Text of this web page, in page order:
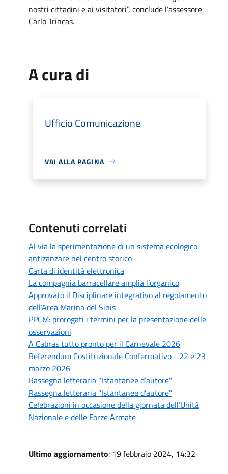
nostri cittadini e ai visitatori”, conclude l’assessore
Carlo Trincas.
A cura di
Ufficio Comunicazione
VAI ALLA PAGINA
Contenuti correlati
Al via la sperimentazione di un sistema ecologico
antizanzare nel centro storico
Carta di identità elettronica
La compagnia barracellare amplia l’organico
Approvato il Disciplinare integrativo al regolamento
dell’Area Marina del Sinis
PPCM: prorogati i termini per la presentazione delle
osservazioni
A Cabras tutto pronto per il Carnevale 2026
Referendum Costituzionale Confermativo - 22 e 23
marzo 2026
Rassegna letteraria "Istantanee d’autore"
Rassegna letteraria "Istantanee d’autore"
Celebrazioni in occasione della giornata dell’Unità
Nazionale e delle Forze Armate
Ultimo aggiornamento: 19 febbraio 2024, 14:32